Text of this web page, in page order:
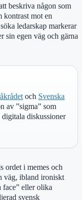
beskriva någon som
kontrast mot en
ledarskap markerar
sin egen väg och gärna
och Svenska
av ”sigma” som
diskussioner
ordet i memes och
väg, ibland ironiskt
face” eller olika
svensk